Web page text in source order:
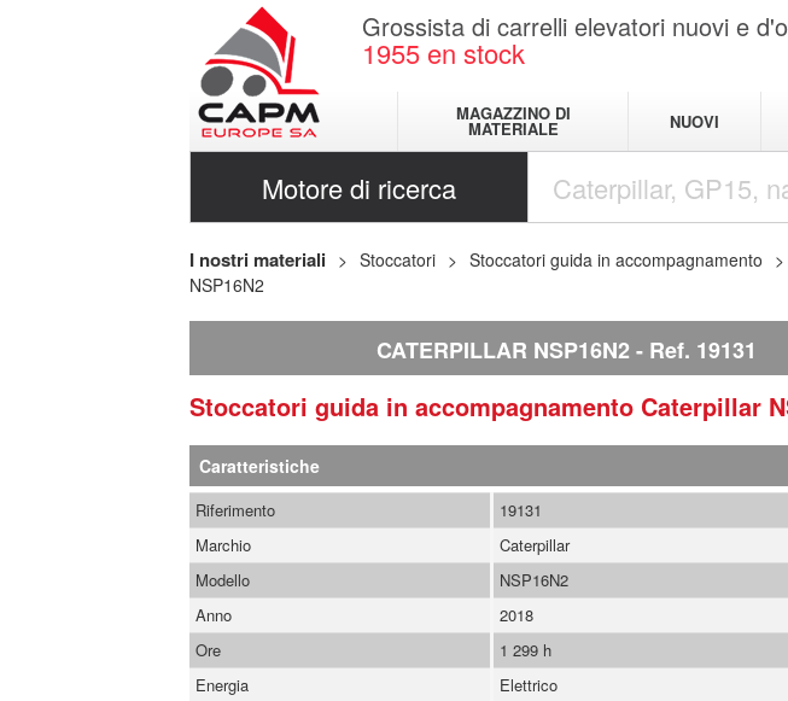
Grossista di carrelli elevatori nuovi e
1955 en stock
MAGAZZINO DI
MATERIALE NUOVI
Motore di ricerca
I nostri materiali Stoccatori Stoccatori guida in accompagnamento
NSP16N2
CATERPILLAR NSP16N2 Ref. 19131
Stoccatori guida in accompagnamento Caterpillar
Caratteristiche
Riferimento
19131
Marchio
Caterpillar
Modello
NSP16N2
Anno
2018
Ore
1 299 h
Energia
Elettrico